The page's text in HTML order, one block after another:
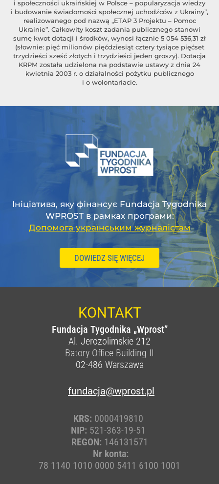
i społeczności ukraińskiej w Polsce – popularyzacja wiedzy
i budowanie świadomości społecznej uchodźców z Ukrainy”,
realizowanego pod nazwą „ETAP 3 Projektu – Pomoc
Ukrainie”. Całkowity koszt zadania publicznego stanowi
sumę kwot dotacji i środków, wynosi łącznie 5 054 536,31 zł
(słownie: pięć milionów pięćdziesiąt cztery tysiące pięćset
trzydzieści sześć złotych i trzydzieści jeden groszy). Dotacja
KRPM została udzielona na podstawie ustawy z dnia 24
kwietnia 2003 r. o działalności pożytku publicznego
i o wolontariacie.
Ініціатива, яку фінансує Fundacja Tygodnika
WPROST в рамках програми:
Допомога українським журналістам
DOWIEDZ SIĘ WIĘCEJ
KONTAKT
Fundacja Tygodnika „Wprost”
Al. Jerozolimskie 212
Batory Office Building II
02-486 Warszawa
fundacja@wprost.pl
KRS: 0000419810
NIP: 521-363-19-51
REGON: 146131571
Nr konta:
78 1140 1010 0000 5411 6100 1001